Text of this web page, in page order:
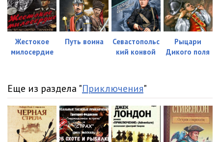
024 14:57
025 13:19
026 13:47
028
029 11:29
030 11:24
Жестокое
милосердие
Путь воина
Севастопольс
кий конвой
Рыцари
Дикого поля
Еще из раздела "Приключения"